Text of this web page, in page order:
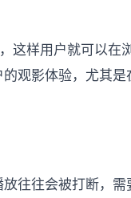
这样用户就可以在
观影体验，尤其是
往往会被打断，需